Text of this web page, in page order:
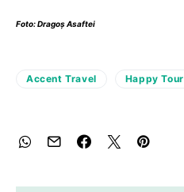
Foto:Dragoș Asaftei
Accent Travel Happy Tour